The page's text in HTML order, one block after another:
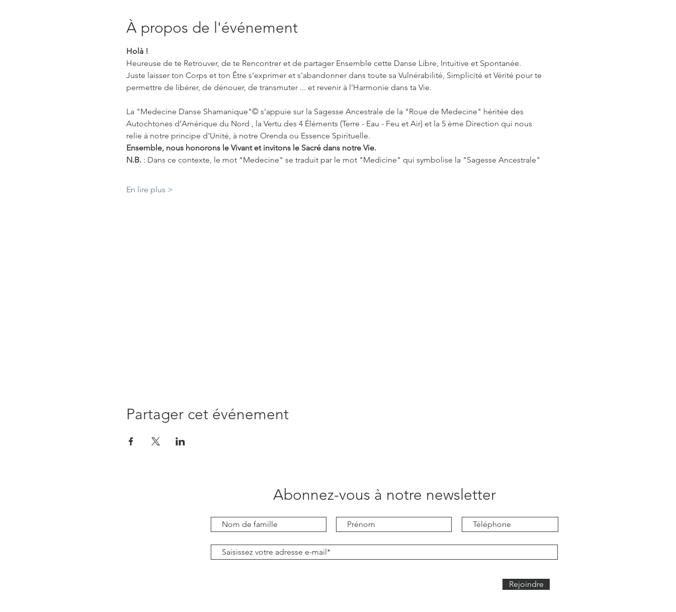
À propos de l'événement
Holà !
Heureuse de te Retrouver, de te Rencontrer et de partager Ensemble cette Danse Libre, Intuitive et Spontanée.
Juste laisser ton Corps et ton Être s'exprimer et s'abandonner dans toute sa Vulnérabilité, Simplicité et Vérité pour te
permettre de libérer, de dénouer, de transmuter ... et revenir à l'Harmonie dans ta Vie.
La "Medecine Danse Shamanique"© s’appuie sur la Sagesse Ancestrale de la "Roue de Medecine" héritée des
Autochtones d’Amérique du Nord , la Vertu des 4 Éléments (Terre - Eau - Feu et Air) et la 5 ème Direction qui nous
relie à notre principe d'Unité, à notre Orenda ou Essence Spirituelle.
Ensemble, nous honorons le Vivant et invitons le Sacré dans notre Vie.
N.B. : Dans ce contexte, le mot "Medecine" se traduit par le mot "Medicine" qui symbolise la "Sagesse Ancestrale"
En lire plus >
Partager cet événement
Abonnez-vous à notre newsletter
Rejoindre